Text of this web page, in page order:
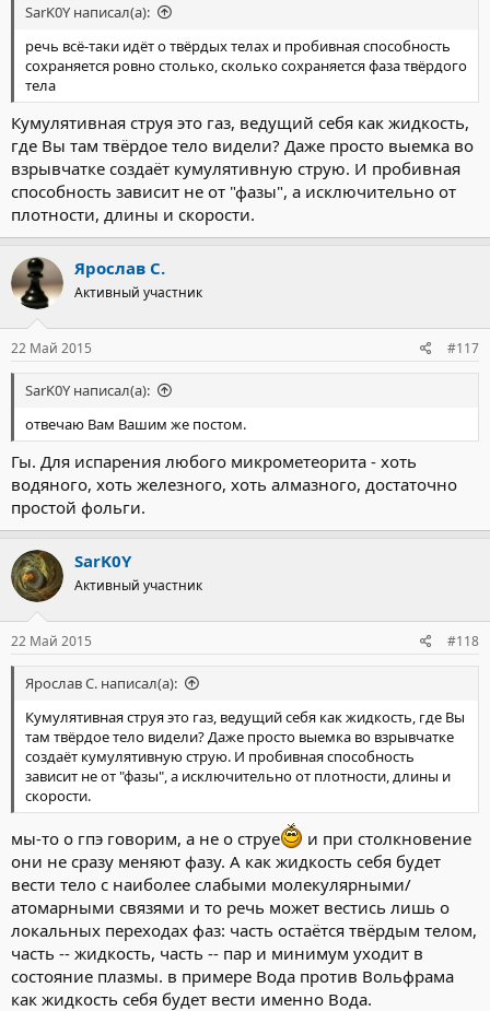
SarK0Y написал(а):
речь всё-таки идёт о твёрдых телах и пробивная способность
сохраняется ровно столько, сколько сохраняется фаза твёрдого
тела
Кумулятивная струя это газ, ведущий себя как жидкость,
где Вы там твёрдое тело видели? Даже просто выемка во
взрывчатке создаёт кумулятивную струю. И пробивная
способность зависит не от "фазы", а исключительно от
плотности, длины и скорости.
Ярослав С.
Активный участник
22 Май 2015 #117
SarK0Y написал(а):
отвечаю Вам Вашим же постом.
Гы. Для испарения любого микрометеорита - хоть
водяного, хоть железного, хоть алмазного, достаточно
простой фольги.
SarK0Y
Активный участник
22 Май 2015 #118
Ярослав С. написал(а):
Кумулятивная струя это газ, ведущий себя как жидкость, где Вы
там твёрдое тело видели? Даже просто выемка во взрывчатке
создаёт кумулятивную струю. И пробивная способность
зависит не от "фазы", а исключительно от плотности, длины и
скорости.
мы-то о гпэ говорим, а не о струе
и при столкновение
они не сразу меняют фазу. А как жидкость себя будет
вести тело с наиболее слабыми молекулярными/
атомарными связями и то речь может вестись лишь о
локальных переходах фаз: часть остаётся твёрдым телом,
часть -- жидкость, часть -- пар и минимум уходит в
состояние плазмы. в примере Вода против Вольфрама
как жидкость себя будет вести именно Вода.